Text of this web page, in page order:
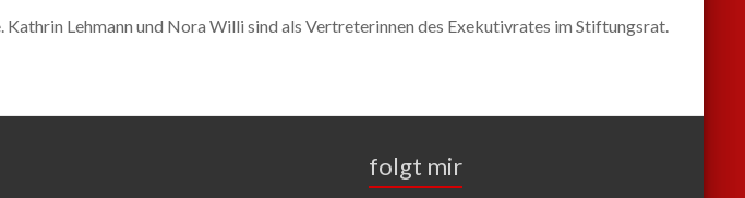
Lehmann und Nora Willi sind als Vertreterinnen des Exekutivrates im Stiftungsrat.
folgt mir